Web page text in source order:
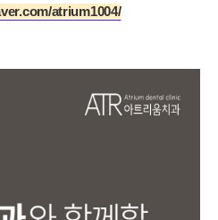
atrium1004/